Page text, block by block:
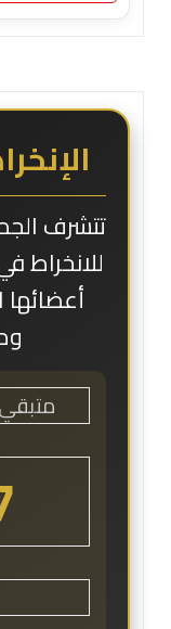
تتشرف
للانخراط
أعضائها
متبقي